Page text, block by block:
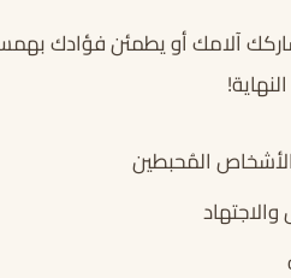
آلامك أو يطمئن فؤادك
المُحبطين